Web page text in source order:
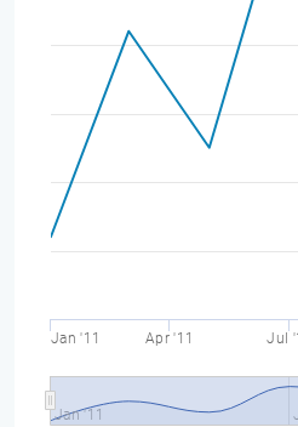
Jan '11 Apr '11 Jul
Jan '11